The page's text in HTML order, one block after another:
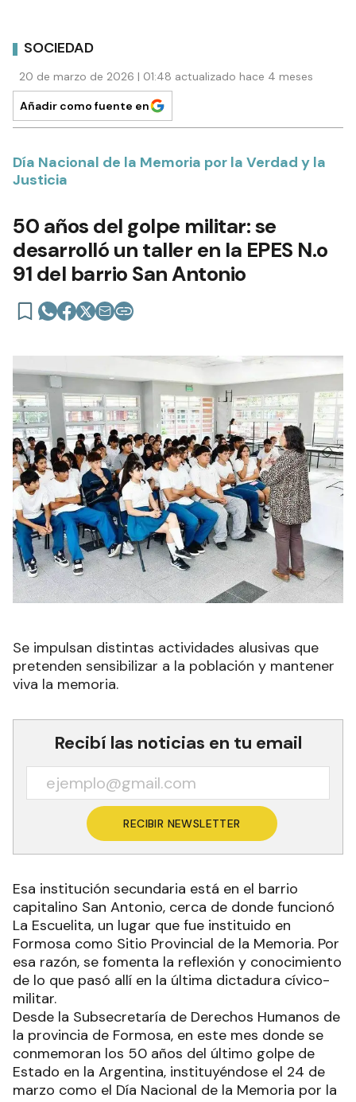
SOCIEDAD
20 de marzo de 2026 | 01:48 actualizado hace 4 meses
Añadir como fuente en
Día Nacional de la Memoria por la Verdad y la
Justicia
50 años del golpe militar: se
desarrolló un taller en la EPES N.o
91 del barrio San Antonio
Se impulsan distintas actividades alusivas que
pretenden sensibilizar a la población y mantener
viva la memoria.
Recibí las noticias en tu email
RECIBIR NEWSLETTER
Esa institución secundaria está en el barrio
capitalino San Antonio, cerca de donde funcionó
La Escuelita, un lugar que fue instituido en
Formosa como Sitio Provincial de la Memoria. Por
esa razón, se fomenta la reflexión y conocimiento
de lo que pasó allí en la última dictadura cívico-
militar.
Desde la Subsecretaría de Derechos Humanos de
la provincia de Formosa, en este mes donde se
conmemoran los 50 años del último golpe de
Estado en la Argentina, instituyéndose el 24 de
marzo como el Día Nacional de la Memoria por la